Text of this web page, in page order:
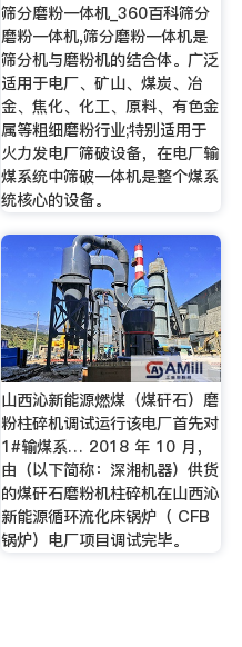
筛分磨粉一体机_360百科筛分
磨粉一体机,筛分磨粉一体机是
筛分机与磨粉机的结合体。广泛
适用于电厂、矿山、煤炭、冶
金、焦化、化工、原料、有色金
属等粗细磨粉行业;特别适用于
火力发电厂筛破设备，在电厂输
煤系统中筛破一体机是整个煤系
统核心的设备。
山西沁新能源燃煤（煤矸石）磨
粉柱碎机调试运行该电厂首先对
1#输煤系… 2018 年 10 月，
由（以下简称：深湘机器）供货
的煤矸石磨粉机柱碎机在山西沁
新能源循环流化床锅炉（ CFB
锅炉）电厂项目调试完毕。